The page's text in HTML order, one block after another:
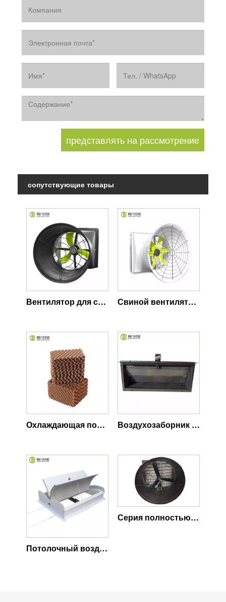
сопутствующие товары
Вентилятор для свиней с двигателем EC Свиной вентилятор с двигателем переменного тока
Охлаждающая подставка для свиньи Воздухозаборник свинофермы
Потолочный воздухозаборник свинофермы
Серия полностью пластиковых вентиляторов